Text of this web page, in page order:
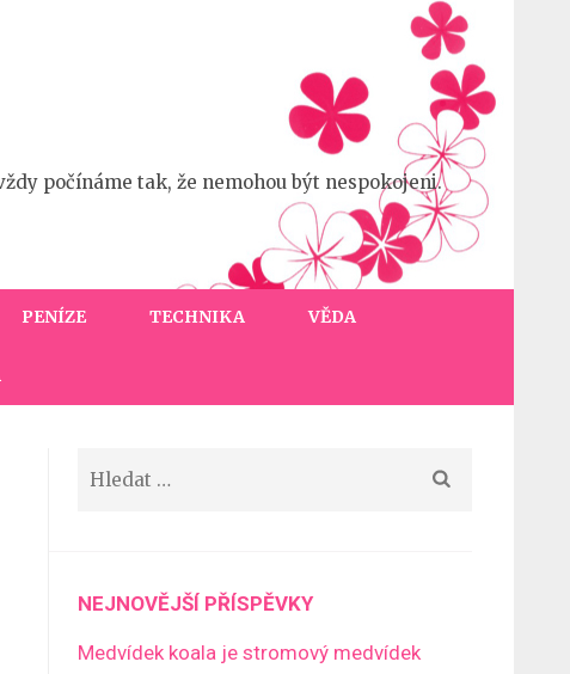
počínáme tak, že nemohou být nespokojeni.
PENÍZE TECHNIKA VĚDA
NEJNOVĚJŠÍ PŘÍSPĚVKY
Medvídek koala je stromový medvídek